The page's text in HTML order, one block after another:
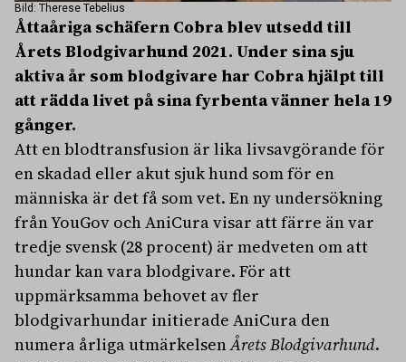
Bild: Therese Tebelius
Åttaåriga schäfern Cobra blev utsedd till
Årets Blodgivarhund 2021. Under sina sju
aktiva år som blodgivare har Cobra hjälpt till
att rädda livet på sina fyrbenta vänner hela 19
gånger.
Att en blodtransfusion är lika livsavgörande för
en skadad eller akut sjuk hund som för en
människa är det få som vet. En ny undersökning
från YouGov och AniCura visar att färre än var
tredje svensk (28 procent) är medveten om att
hundar kan vara blodgivare. För att
uppmärksamma behovet av fler
blodgivarhundar initierade AniCura den
numera årliga utmärkelsenÅrets Blodgivarhund.